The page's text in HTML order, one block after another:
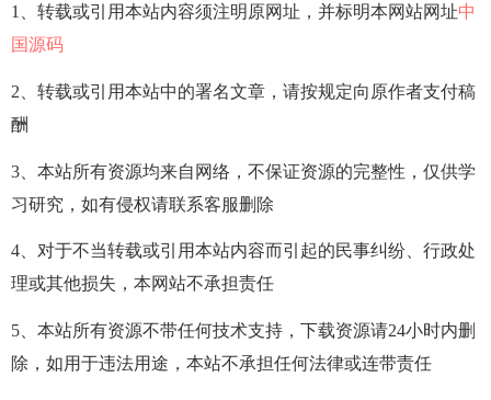
1、转载或引用本站内容须注明原网址，并标明本网站网址中
国源码
2、转载或引用本站中的署名文章，请按规定向原作者支付稿
酬
3、本站所有资源均来自网络，不保证资源的完整性，仅供学
习研究，如有侵权请联系客服删除
4、对于不当转载或引用本站内容而引起的民事纠纷、行政处
理或其他损失，本网站不承担责任
5、本站所有资源不带任何技术支持，下载资源请24小时内删
除，如用于违法用途，本站不承担任何法律或连带责任